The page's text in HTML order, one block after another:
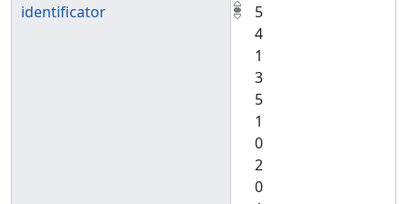
identificator
5
4
1
3
5
1
0
2
0